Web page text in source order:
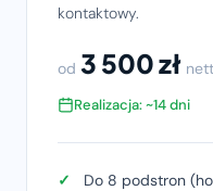
kontaktowy.
od 3 500 zł
Realizacja: ~14 dni
Do 8 podstron